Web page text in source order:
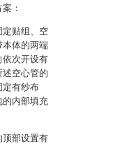
：
定贴组、空
本体的两端
依次开设有
空心管的
定有纱布
的内部填充
顶部设置有